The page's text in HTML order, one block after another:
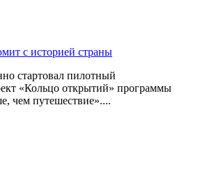
с историей страны
стартовал пилотный
«Кольцо открытий» программы
чем путешествие»....